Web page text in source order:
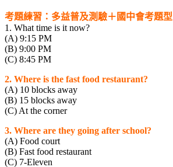
考題練習：多益普及測驗＋國中會考題型
1. What time is it now?
(A) 9:15 PM
(B) 9:00 PM
(C) 8:45 PM
2. Where is the fast food restaurant?
(A) 10 blocks away
(B) 15 blocks away
(C) At the corner
3. Where are they going after school?
(A) Food court
(B) Fast food restaurant
(C) 7-Eleven